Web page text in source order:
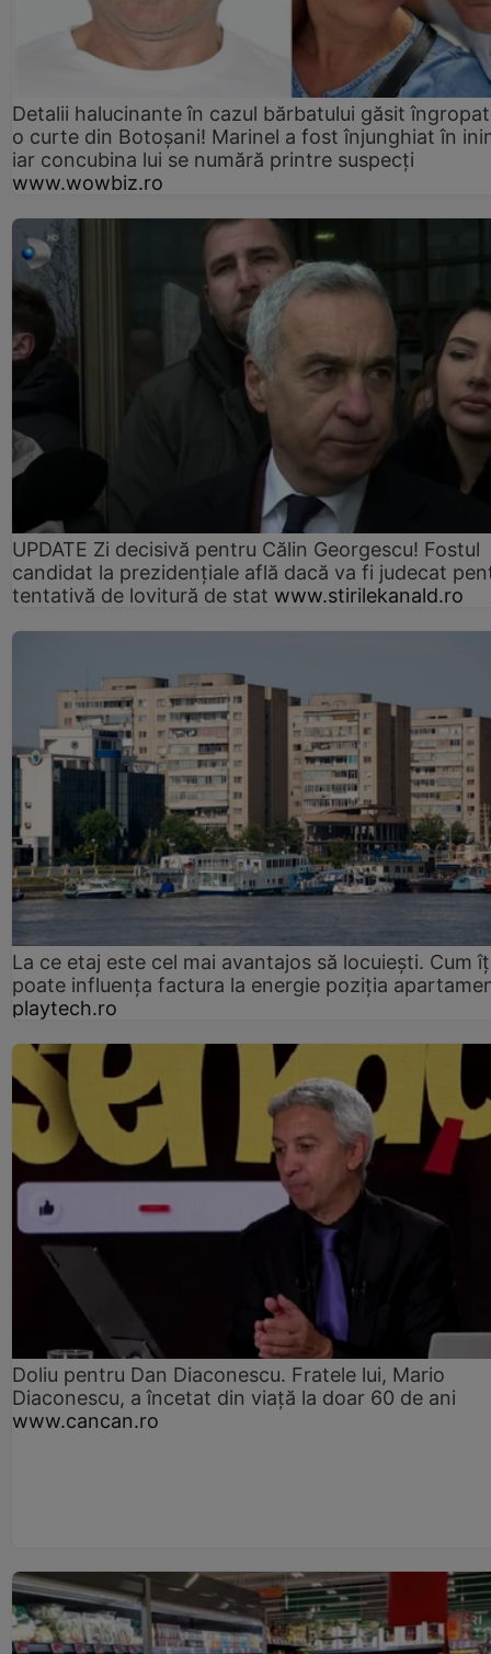
Detalii halucinante în cazul bărbatului găsit
o curte din Botoșani! Marinel a fost înjunghiat în
iar concubina lui se numără printre suspecți
www.wowbiz.ro
UPDATE Zi decisivă pentru Călin Georgescu! Fostul
candidat la prezidențiale află dacă va fi judecat
tentativă de lovitură de stat www.stirilekanald.ro
La ce etaj este cel mai avantajos să locuiești. Cum
poate influența factura la energie poziția
playtech.ro
Doliu pentru Dan Diaconescu. Fratele lui, Mario
Diaconescu, a încetat din viață la doar 60 de ani
www.cancan.ro